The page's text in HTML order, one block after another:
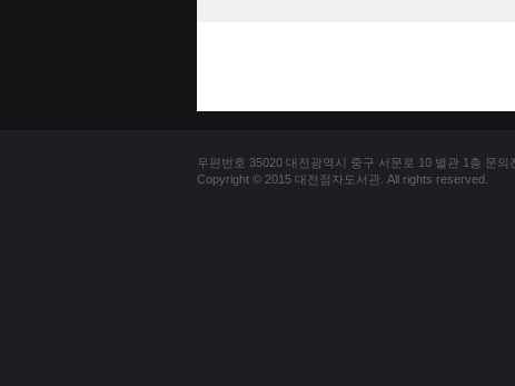
우편번호 35020 대전광역시 중구 서문로 10 별관 1층 문
Copyright © 2015 대전점자도서관. All rights reserved.